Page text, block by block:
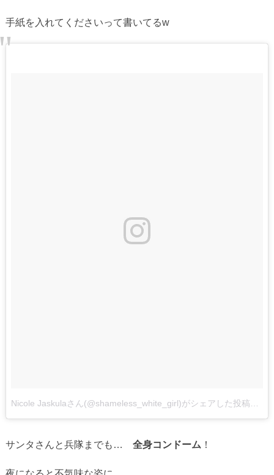
手紙を入れてくださいって書いてるw
Nicole Jaskulaさん(@shameless_white_girl)がシェアした投稿
サンタさんと兵隊までも… 全身コンドーム ！